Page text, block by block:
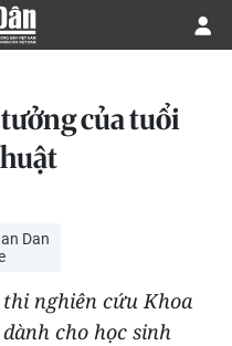
của tuổi
Dan
nghiên cứu Khoa
cho học sinh